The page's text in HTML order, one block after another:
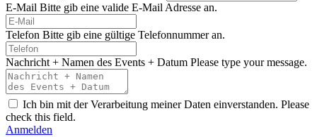
E-Mail Bitte gib eine valide E-Mail Adresse an.
Telefon Bitte gib eine gültige Telefonnummer an.
Nachricht + Namen des Events + Datum Please type your message.
Ich bin mit der Verarbeitung meiner Daten einverstanden. Please
check this field.
Anmelden